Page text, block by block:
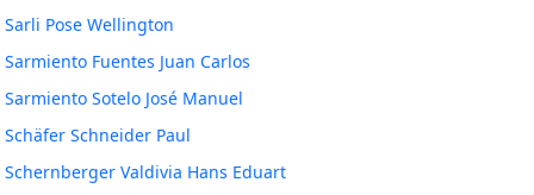
Sarli Pose Wellington
Sarmiento Fuentes Juan Carlos
Sarmiento Sotelo José Manuel
Schäfer Schneider Paul
Schernberger Valdivia Hans Eduart